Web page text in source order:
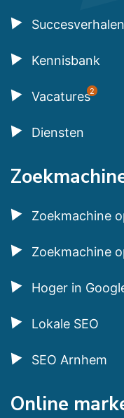
Succesverhalen
Kennisbank
Vacatures2
Diensten
Zoekmachine
Zoekmachine
Hoger in
Lokale SEO
SEO Arnhem
Online